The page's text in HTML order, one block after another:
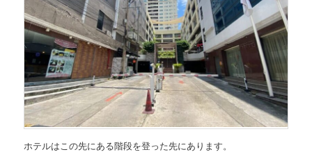
ホテルはこの先にある階段を登った先にあります。